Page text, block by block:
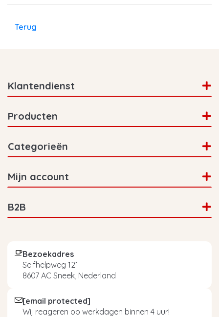
Terug
Klantendienst
Producten
Categorieën
Mijn account
B2B
Bezoekadres
Selfhelpweg 121
8607 AC Sneek, Nederland
[email protected]
Wij reageren op werkdagen binnen 4 uur!